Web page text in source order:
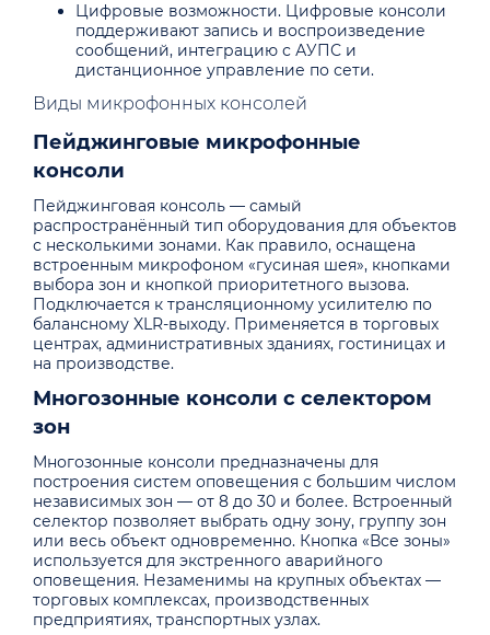
Цифровые возможности. Цифровые консоли
поддерживают запись и воспроизведение
сообщений, интеграцию с АУПС и
дистанционное управление по сети.
Виды микрофонных консолей
Пейджинговые микрофонные
консоли
Пейджинговая консоль — самый
распространённый тип оборудования для объектов
с несколькими зонами. Как правило, оснащена
встроенным микрофоном «гусиная шея», кнопками
выбора зон и кнопкой приоритетного вызова.
Подключается к трансляционному усилителю по
балансному XLR-выходу. Применяется в торговых
центрах, административных зданиях, гостиницах и
на производстве.
Многозонные консоли с селектором
зон
Многозонные консоли предназначены для
построения систем оповещения с большим числом
независимых зон — от 8 до 30 и более. Встроенный
селектор позволяет выбрать одну зону, группу зон
или весь объект одновременно. Кнопка «Все зоны»
используется для экстренного аварийного
оповещения. Незаменимы на крупных объектах —
торговых комплексах, производственных
предприятиях, транспортных узлах.